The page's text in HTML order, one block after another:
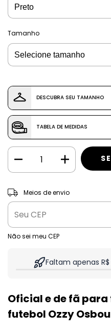
Tamanho
DESCUBRA SEU TAMANHO
TABELA DE MEDIDAS
Entregas para o CEP:
Meios de envio
Não sei meu CEP
Faltam apenas
Oficial e de fã
futebol Ozzy